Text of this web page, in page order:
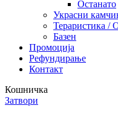
Останато
Украсни
Тераристика /
Базен
Промоција
Рефундирање
Контакт
Кошничка
Затвори